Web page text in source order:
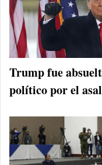
Trump fue
político por el